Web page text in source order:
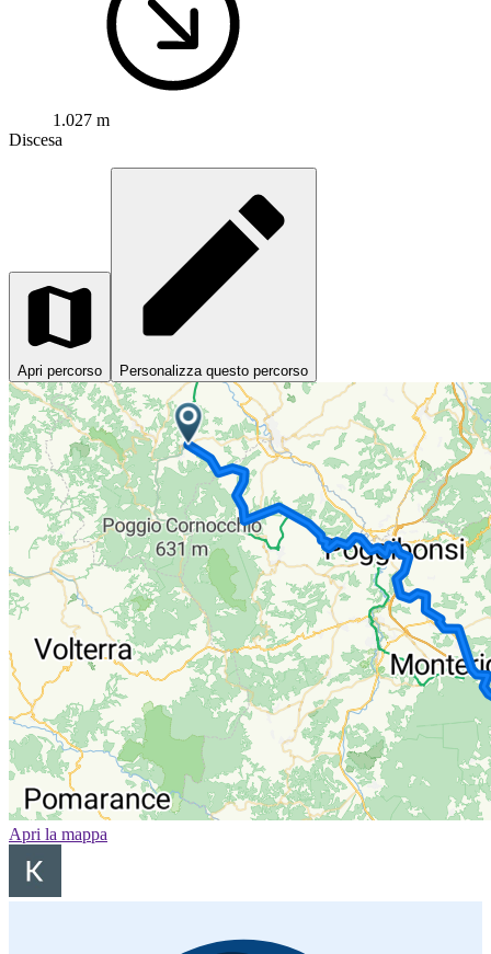
1.027 m
Discesa
Apri percorso Personalizza questo percorso
Apri la mappa